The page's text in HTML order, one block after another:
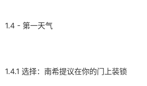
1.4 - 第一天气
1.4.1 选择：南希提议在你的门上装锁